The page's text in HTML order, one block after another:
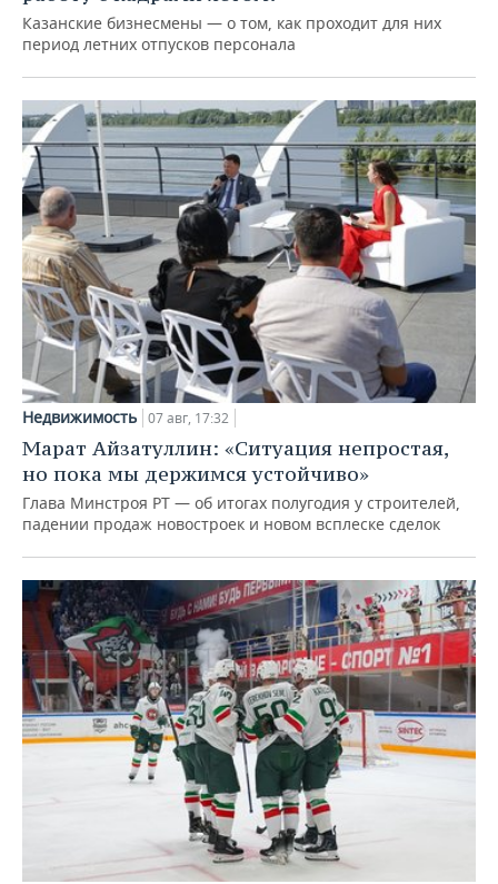
Казанские бизнесмены — о том, как проходит для них
период летних отпусков персонала
Недвижимость 07 авг, 17:32
Марат Айзатуллин: «Ситуация непростая,
но пока мы держимся устойчиво»
Глава Минстроя РТ — об итогах полугодия у строителей,
падении продаж новостроек и новом всплеске сделок